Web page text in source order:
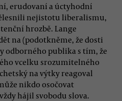
erudovaní a úctyhodní
nejistotu liberalismu,
hrozbě. Lange
na (podotkněme, že dosti
odborného publika s tím, že
vcelku srozumitelného
na výtky reagoval
nikdo osočovat
hájil svobodu slova.